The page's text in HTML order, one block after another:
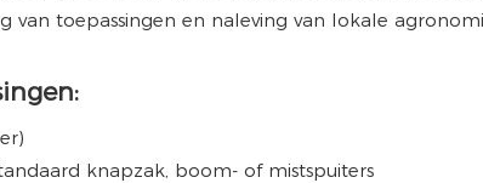
van toepassingen en naleving van lokale
knapzak, boom- of mistspuiters